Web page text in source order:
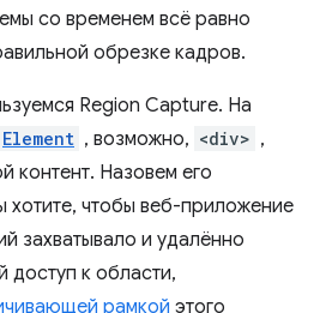
со временем всё равно
обрезке кадров.
Region Capture. На
Element , возможно, <div> ,
контент. Назовем его
хотите, чтобы веб-приложение
захватывало и удалённо
к области,
рамкой этого